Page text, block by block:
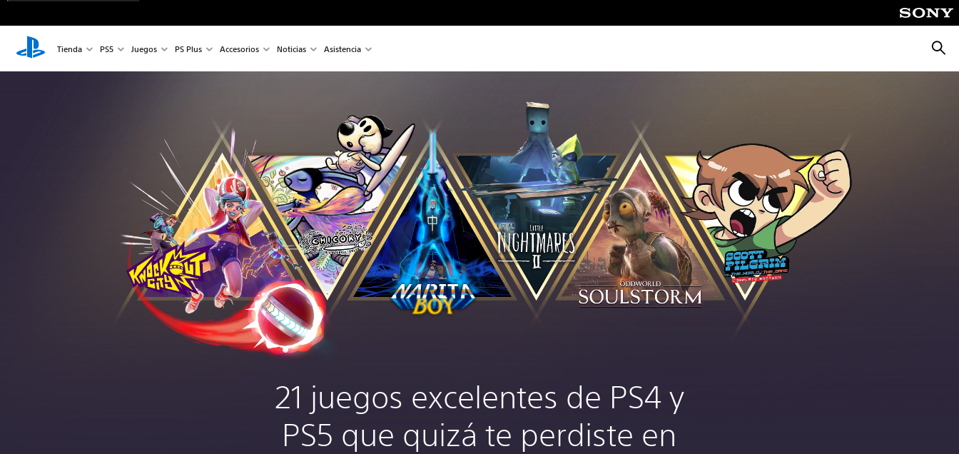
Tienda PS5 Juegos PS Plus Accesorios Noticias Asistencia
21 juegos excelentes de PS4 y
PS5 que quizá te perdiste en